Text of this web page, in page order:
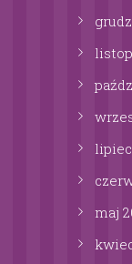
lipiec
maj